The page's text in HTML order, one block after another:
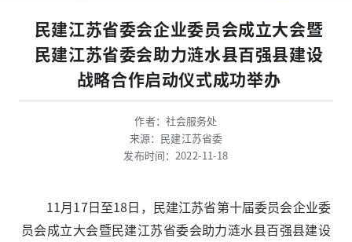
民建江苏省委会企业委员会成立大会暨
民建江苏省委会助力涟水县百强县建设
战略合作启动仪式成功举办
作者：社会服务处
来源：民建江苏省委
发布时间：2022-11-18
11月17日至18日，民建江苏省第十届委员会企业委
员会成立大会暨民建江苏省委会助力涟水县百强县建设